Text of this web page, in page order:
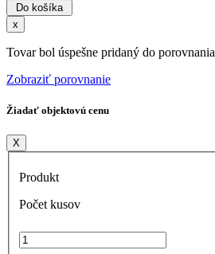
Do košíka
x
Tovar bol úspešne pridaný do porovnania
Zobraziť porovnanie
Žiadať objektovú cenu
X
Produkt
Počet kusov